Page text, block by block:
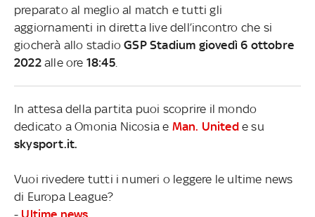
preparato al meglio al match e tutti gli
aggiornamenti in diretta live dell’incontro che si
giocherà allo stadioGSP Stadium giovedì 6 ottobre
2022alle ore 18:45.
In attesa della partita puoi scoprire il mondo
dedicato a Omonia Nicosia e Man. Unitede su
skysport.it.
Vuoi rivedere tutti i numeri o leggere le ultime news
di Europa League?
- Ultime news